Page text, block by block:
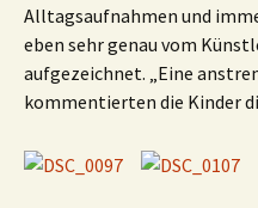
Alltagsaufnahmen und
eben sehr genau vom
aufgezeichnet. „Eine
kommentierten die Kinder